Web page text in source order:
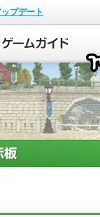
プデート